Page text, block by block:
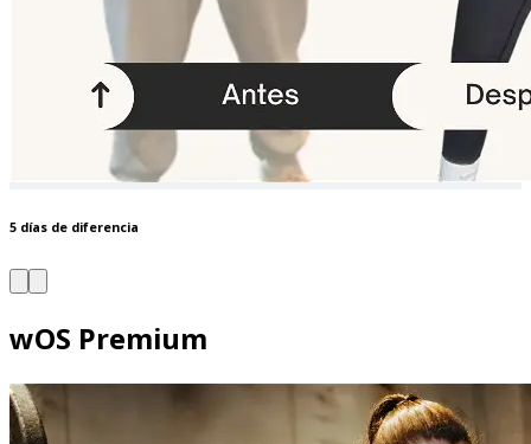
5 días de diferencia
wOS Premium